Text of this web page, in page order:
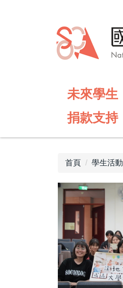
未來學生
捐款支持
首頁 學生活動